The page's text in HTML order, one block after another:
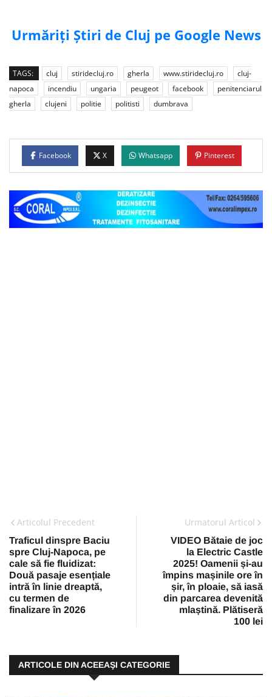
Urmăriți Știri de Cluj pe Google News
TAGS: cluj stiridecluj.ro gherla www.stiridecluj.ro
cluj-
napoca
incendiu ungaria peugeot facebook
penitenciarul
gherla
clujeni politie politisti dumbrava
Facebook X Whatsapp Pinterest
Articolul Precedent
Traficul dinspre Baciu
spre Cluj-Napoca, pe
cale să fie fluidizat:
Două pasaje esențiale
intră în linie dreaptă,
cu termen de
finalizare în 2026
Urmatorul Articol
VIDEO Bătaie de joc
la Electric Castle
2025! Oamenii și-au
împins mașinile ore în
șir, în ploaie, să iasă
din parcarea devenită
mlaștină. Plătiseră
100 lei
ARTICOLE DIN ACEEAŞI CATEGORIE